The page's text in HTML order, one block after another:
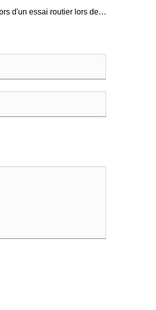
sur un nouveau projet de
latine
d'un essai routier lors de